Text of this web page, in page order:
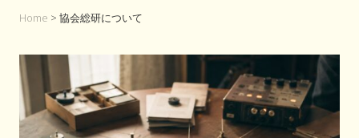
Home > 協会総研について